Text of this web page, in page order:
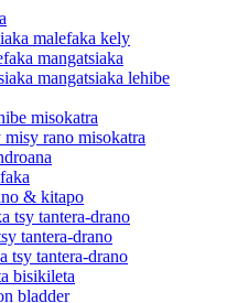
malefaka kely
mangatsiaka
mangatsiaka lehibe
misokatra
rano misokatra
& kitapo
tsy tantera-drano
tantera-drano
tsy tantera-drano
bisikileta
bladder